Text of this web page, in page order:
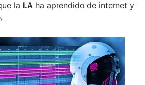
la I.A ha aprendido de internet y